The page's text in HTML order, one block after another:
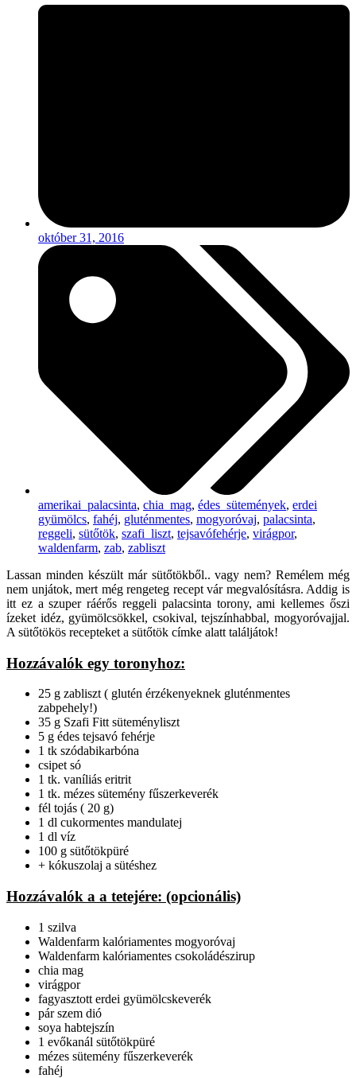
október 31, 2016
amerikai_palacsinta, chia_mag, édes_sütemények, erdei
gyümölcs, fahéj, gluténmentes, mogyoróvaj, palacsinta,
reggeli, sütőtök, szafi_liszt, tejsavófehérje, virágpor,
waldenfarm, zab, zabliszt
Lassan minden készült már sütőtökből.. vagy nem? Remélem még
nem unjátok, mert még rengeteg recept vár megvalósításra. Addig is
itt ez a szuper ráérős reggeli palacsinta torony, ami kellemes őszi
ízeket idéz, gyümölcsökkel, csokival, tejszínhabbal, mogyoróvajjal.
A sütőtökös recepteket a sütőtök címke alatt találjátok!
Hozzávalók egy toronyhoz:
25 g zabliszt ( glutén érzékenyeknek gluténmentes
zabpehely!)
35 g Szafi Fitt süteményliszt
5 g édes tejsavó fehérje
1 tk szódabikarbóna
csipet só
1 tk. vaníliás eritrit
1 tk. mézes sütemény fűszerkeverék
fél tojás ( 20 g)
1 dl cukormentes mandulatej
1 dl víz
100 g sütőtökpüré
+ kókuszolaj a sütéshez
Hozzávalók a a tetejére: (opcionális)
1 szilva
Waldenfarm kalóriamentes mogyoróvaj
Waldenfarm kalóriamentes csokoládészirup
chia mag
virágpor
fagyasztott erdei gyümölcskeverék
pár szem dió
soya habtejszín
1 evőkanál sütőtökpüré
mézes sütemény fűszerkeverék
fahéj